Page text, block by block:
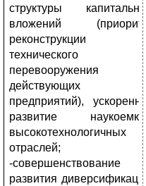
структуры
вложений
реконструкции
технического
перевооружения
действующих
предприятий),
развитие
высокотехнологичных
отраслей;
-совершенствование
развития